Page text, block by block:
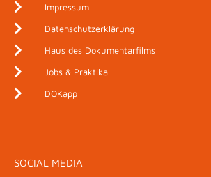
Impressum
Datenschutzerklärung
Haus des Dokumentarfilms
Jobs & Praktika
DOKapp
SOCIAL MEDIA